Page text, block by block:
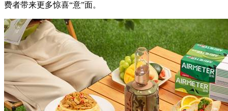
费者带来更多惊喜“意”面。